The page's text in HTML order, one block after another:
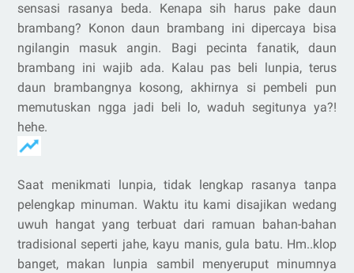
sensasi rasanya beda. Kenapa sih harus pake daun
brambang? Konon daun brambang ini dipercaya bisa
ngilangin masuk angin. Bagi pecinta fanatik, daun
brambang ini wajib ada. Kalau pas beli lunpia, terus
daun brambangnya kosong, akhirnya si pembeli pun
memutuskan ngga jadi beli lo, waduh segitunya ya?!
hehe.
Saat menikmati lunpia, tidak lengkap rasanya tanpa
pelengkap minuman. Waktu itu kami disajikan wedang
uwuh hangat yang terbuat dari ramuan bahan-bahan
tradisional seperti jahe, kayu manis, gula batu. Hm..klop
banget, makan lunpia sambil menyeruput minumnya